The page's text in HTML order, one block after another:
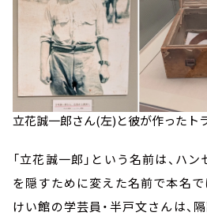
立花誠一郎さん(左)と彼が作ったト
「立花誠一郎」という名前は、ハ
を隠すために変えた名前で本名で
けい館の学芸員・半戸文さんは、